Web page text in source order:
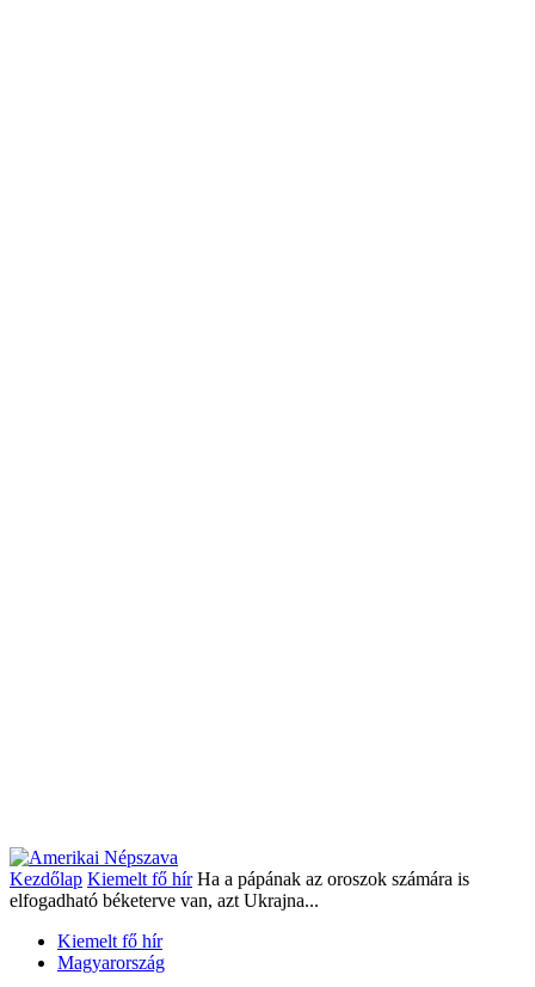
Kezdőlap Kiemelt fő hír Ha a pápának az oroszok számára is
elfogadható béketerve van, azt Ukrajna...
Kiemelt fő hír
Magyarország